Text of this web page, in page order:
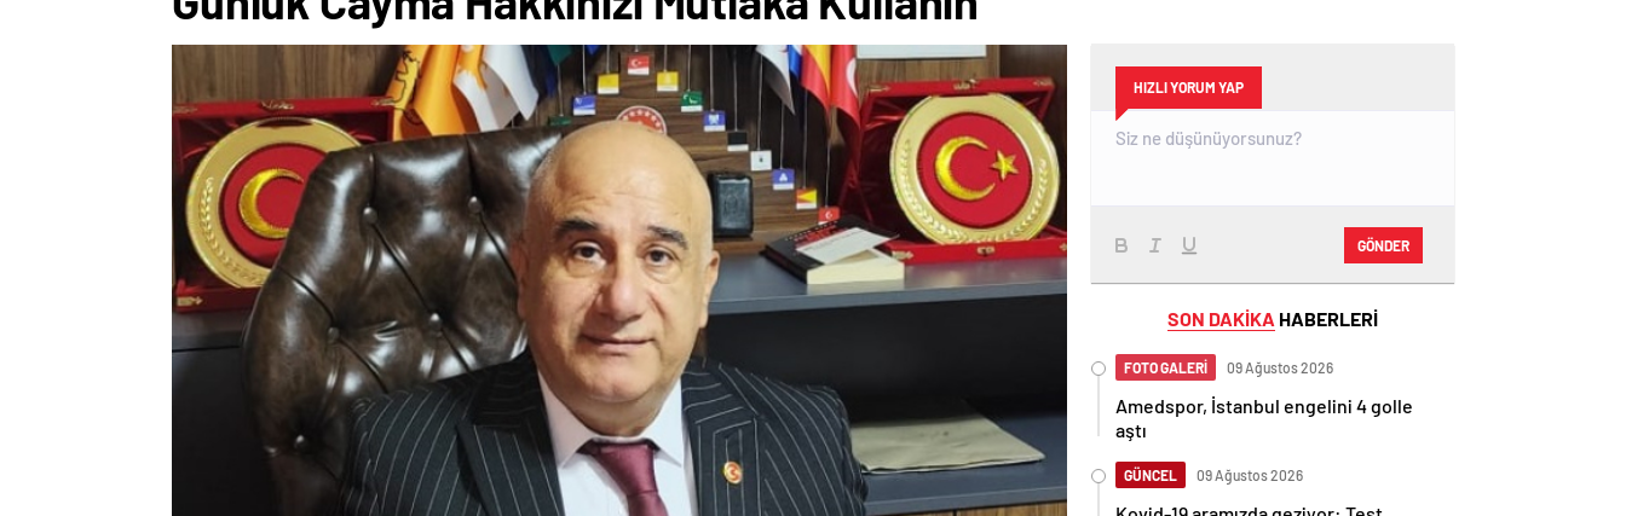
HIZLI YORUM YAP
GÖNDER
SON DAKİKA HABERLERİ
FOTO GALERİ 09 Ağustos 2026
Amedspor, İstanbul engelini 4 golle
aştı
GÜNCEL 09 Ağustos 2026